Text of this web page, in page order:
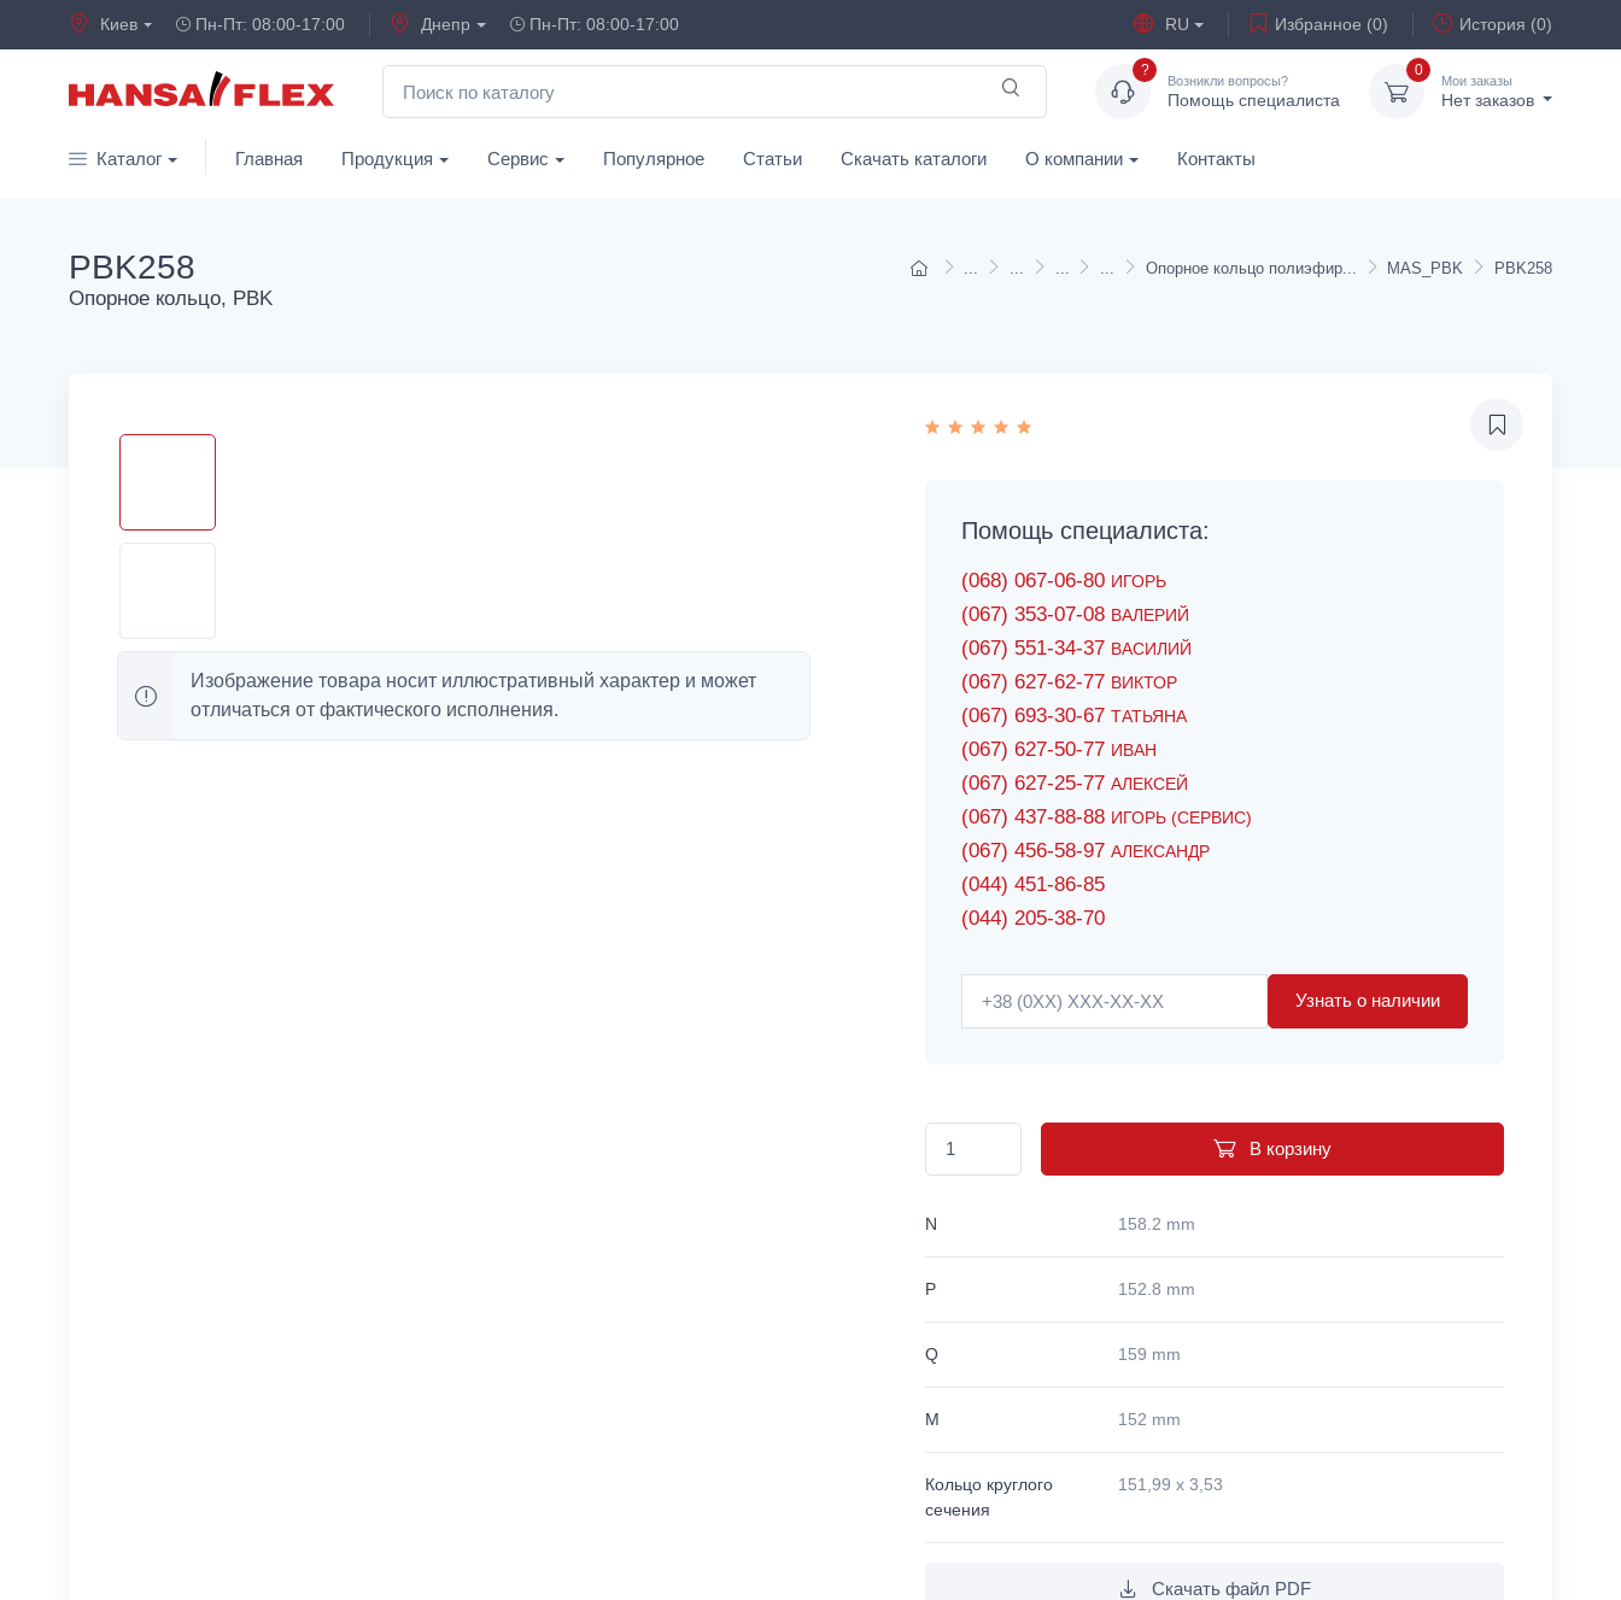
Киев Пн-Пт: 08:00-17:00 Днепр Пн-Пт: 08:00-17:00 RU Избранное (0) История (0)
?
Возникли вопросы?
Помощь специалиста
0
Мои заказы
Нет заказов
Каталог Главная Продукция Сервис Популярное Статьи Скачать каталоги О компании Контакты
Опорное кольцо полиэфир MAS_PBK PBK258
PBK258
Опорное кольцо, PBK
Изображение товара носит иллюстративный характер и может
отличаться от фактического исполнения.
Помощь специалиста:
(068) 067-06-80 ИГОРЬ
(067) 353-07-08 ВАЛЕРИЙ
(067) 551-34-37 ВАСИЛИЙ
(067) 627-62-77 ВИКТОР
(067) 693-30-67 ТАТЬЯНА
(067) 627-50-77 ИВАН
(067) 627-25-77 АЛЕКСЕЙ
(067) 437-88-88 ИГОРЬ (СЕРВИС)
(067) 456-58-97 АЛЕКСАНДР
(044) 451-86-85
(044) 205-38-70
Узнать о наличии
В корзину
N 158.2 mm
P 152.8 mm
Q 159 mm
M 152 mm
Кольцо круглого
сечения
151,99 x 3,53
Скачать файл PDF